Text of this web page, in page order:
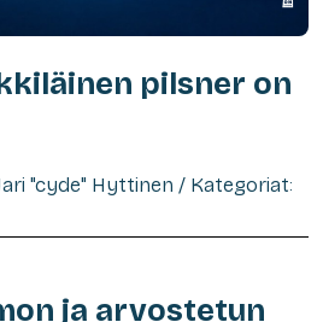
pilsner on
"cyde" Hyttinen / Kategoriat:
ja arvostetun